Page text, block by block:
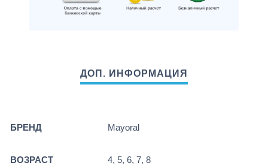
БРЕНД Mayoral
ВОЗРАСТ 4, 5, 6, 7, 8